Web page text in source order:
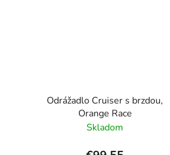
Odrážadlo Cruiser s brzdou,
Orange Race
Skladom